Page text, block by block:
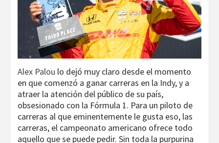
Alex Palou lo dejó muy claro desde el momento
en que comenzó a ganar carreras en la Indy, y a
atraer la atención del público de su país,
obsesionado con la Fórmula 1. Para un piloto de
carreras al que eminentemente le gusta eso, las
carreras, el campeonato americano ofrece todo
aquello que se puede pedir. Sin toda la purpurina